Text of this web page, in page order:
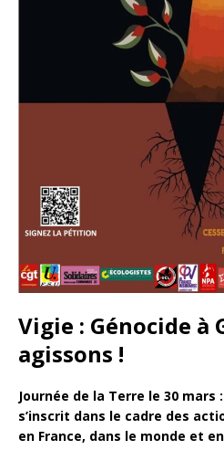
Vigie : Génocide à
agissons !
Journée de la Terre le 30
s’inscrit dans le cadre des
en France, dans le monde et